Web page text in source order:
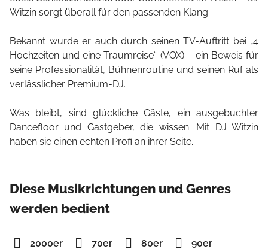
Witzin sorgt überall für den passenden Klang.
Bekannt wurde er auch durch seinen TV-Auftritt bei „4
Hochzeiten und eine Traumreise“ (VOX) – ein Beweis für
seine Professionalität, Bühnenroutine und seinen Ruf als
verlässlicher Premium-DJ.
Was bleibt, sind glückliche Gäste, ein ausgebuchter
Dancefloor und Gastgeber, die wissen: Mit DJ Witzin
haben sie einen echten Profi an ihrer Seite.
Diese Musikrichtungen und Genres
werden bedient
2000er 70er 80er 90er